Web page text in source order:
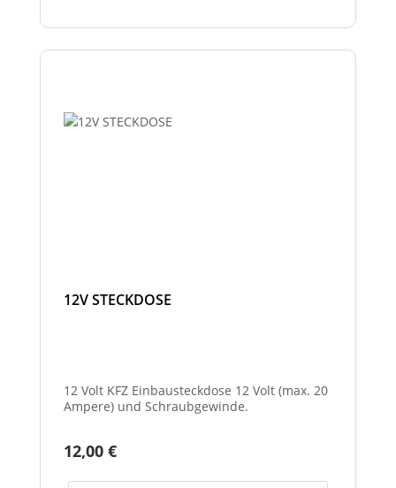
12V STECKDOSE
12 Volt KFZ Einbausteckdose 12 Volt (max. 20
Ampere) und Schraubgewinde.
Regulärer Preis:
12,00 €